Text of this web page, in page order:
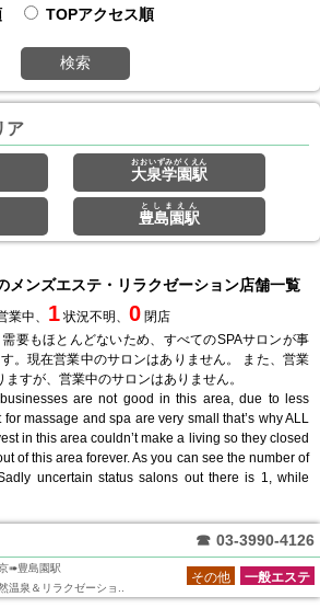
TOPアクセス順
検索
ア
大泉学園駅
おおいずみがくえん
豊島園駅
としまえん
メンズエステ・リラクゼーション店舗一覧
業中、 1 状況不明、 0 閉店
要もほとんどないため、すべてのSPAサロンが事
。現在営業中のサロンはありません。 また、営業
すが、営業中のサロンはありません。
are not good in this area, due to less
massage and spa are very small that’s why ALL
in this area couldn’t make a living so they closed
of this area forever. As you can see the number of
uncertain status salons out there is 1, while
☎ 03-3990-4126
➠豊島園駅
温泉＆リラクゼーショ..
一般エステ
その他